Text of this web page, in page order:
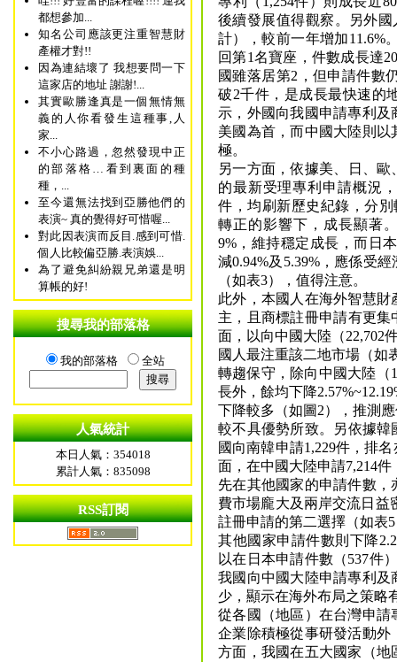
都想參加...
知名公司應該更注重智慧財
產權才對!!
因為連結壞了 我想要問一下
這家店的地址 謝謝!...
其實歐勝逢真是一個無情無
義的人你看發生這種事,人
家...
不小心路過，忽然發現中正
的部落格…看到裏面的種
種，...
至今還無法找到亞勝他們的
表演~ 真的覺得好可惜喔...
對此因表演而反目.感到可惜.
個人比較偏亞勝.表演娛...
為了避免糾紛親兄弟還是明
算帳的好!
搜尋我的部落格
我的部落格 全站
人氣統計
本日人氣：354018
累計人氣：835098
RSS訂閱
後續發展值得觀察。另外
計），較前一年增加11.6%
回第1名寶座，件數成長達
國雖落居第2，但申請件數
破2千件，是成長最快速的
示，外國向我國申請專利
美國為首，而中國大陸則
極。
另一方面，依據美、日、
的最新受理專利申請概況
件，均刷新歷史紀錄，分別
轉正的影響下，成長顯著
9%，維持穩定成長，而日
減0.94%及5.39%，應係受
（如表3），值得注意。
此外，本國人在海外智慧
主，且商標註冊申請有更集
面，以向中國大陸（22,702
國人最注重該二地市場（如
轉趨保守，除向中國大陸（
長外，餘均下降
下降較多（如圖2），推測
較不具優勢所致。另依據韓
國向南韓申請1,229件，排
面，在中國大陸申請7,214件
先在其他國家的申請件數
費市場龐大及兩岸交流日益
註冊申請的第二選擇（如表
其他國家申請件數則下降
以在日本申請件數（537件
我國向中國大陸申請專利
少，顯示在海外布局之策略
從各國（地區）在台灣申
企業除積極從事研發活動
方面，我國在五大國家（